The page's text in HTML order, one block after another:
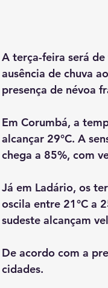
A terça-feira será
ausência de chuva
presença de névoa
Em Corumbá, a
alcançar 29°C. A
chega a 85%, com
Já em Ladário, os
oscila entre 21°C a
sudeste alcançam
De acordo com a
cidades.